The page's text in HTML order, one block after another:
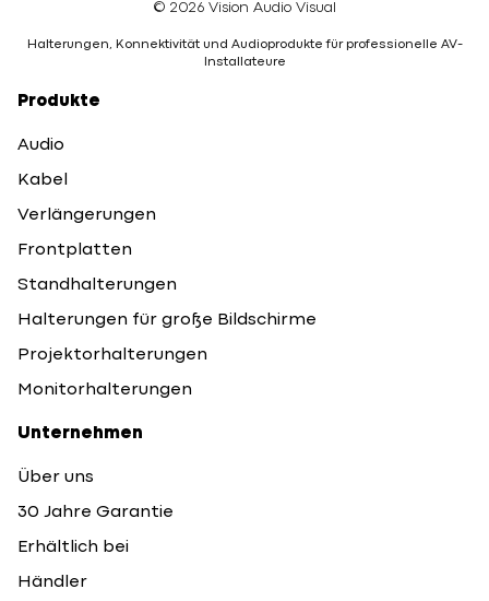
© 2026 Vision Audio Visual
Halterungen, Konnektivität und Audioprodukte für professionelle AV-
Installateure
Produkte
Audio
Kabel
Verlängerungen
Frontplatten
Standhalterungen
Halterungen für große Bildschirme
Projektorhalterungen
Monitorhalterungen
Unternehmen
Über uns
30 Jahre Garantie
Erhältlich bei
Händler